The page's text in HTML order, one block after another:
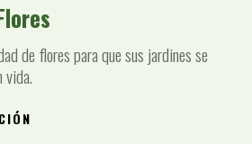
de flores para que sus jardines se
vida.